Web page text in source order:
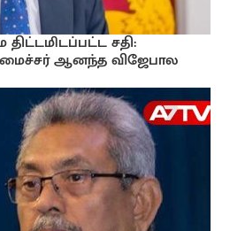
சதி:
ஆனந்த விஜேபால